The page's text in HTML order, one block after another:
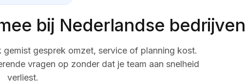
bij Nederlandse bedrijven
gemist gesprek omzet, service of planning kost.
vragen op zonder dat je team aan snelheid
verliest.